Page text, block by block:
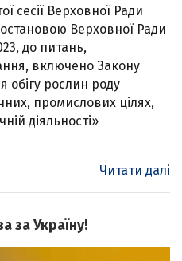
сесії Верховної Ради
Верховної Ради
до питань,
включено Закону
обігу рослин роду
промислових цілях,
діяльності»
Читати далі
за Україну!